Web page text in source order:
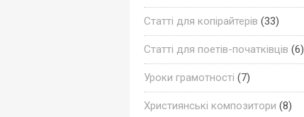
Статті для копірайтерів (33)
Статті для поетів-початківців (6)
Уроки грамотності (7)
Християнські композитори (8)